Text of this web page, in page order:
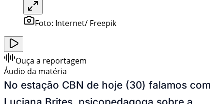
Foto: Internet/ Freepik
Ouça a reportagem
Áudio da matéria
No estação CBN de hoje (30) falamos com